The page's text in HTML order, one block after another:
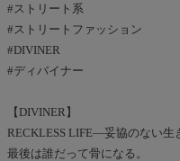
#ストリート系
#ストリートファッション
#DIVINER
#ディバイナー
【DIVINER】
RECKLESS LIFE―妥協のない生
最後は誰だって骨になる。